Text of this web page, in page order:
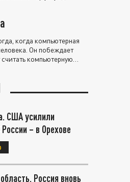
когда компьютерная
Он побеждает
компьютерную
США усилили
– в Орехове
Россия вновь